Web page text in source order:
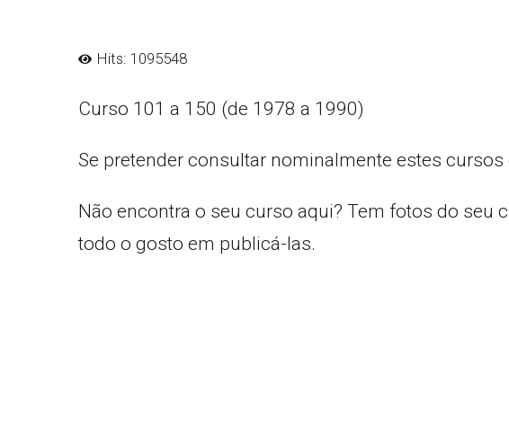
Hits: 1095548
Curso 101 a 150 (de 1978 a 1990)
Se pretender consultar nominalmente estes cursos
Não encontra o seu curso aqui? Tem fotos do seu
todo o gosto em publicá-las.